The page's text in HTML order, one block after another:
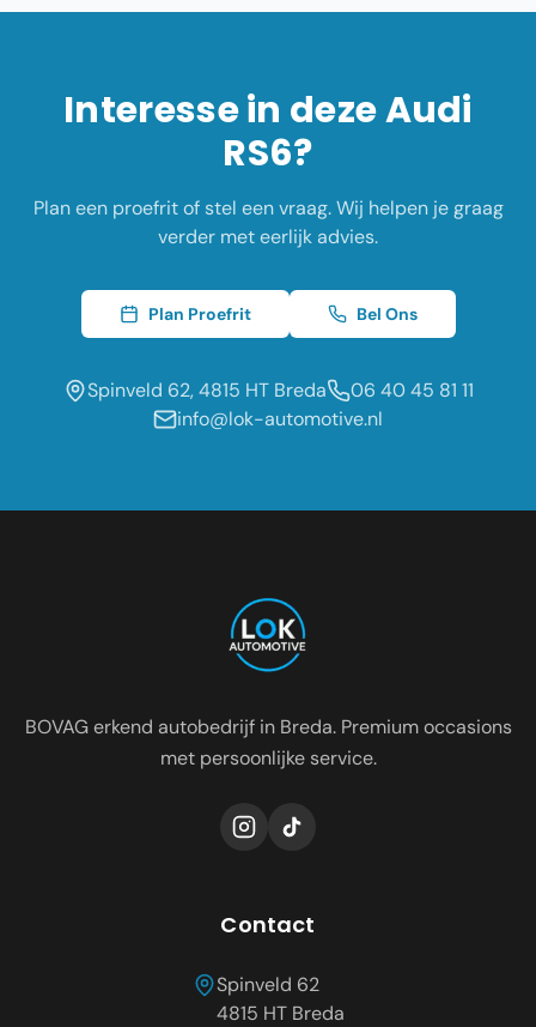
Interesse in dezeAudi
RS6?
Plan een proefrit of stel een vraag. Wij helpen je graag
verder met eerlijk advies.
Plan Proefrit Bel Ons
Spinveld 62, 4815 HT Breda
06 40 45 81 11
info@lok-automotive.nl
BOVAG erkend autobedrijf in Breda. Premium occasions
met persoonlijke service.
Contact
Spinveld 62
4815 HT Breda